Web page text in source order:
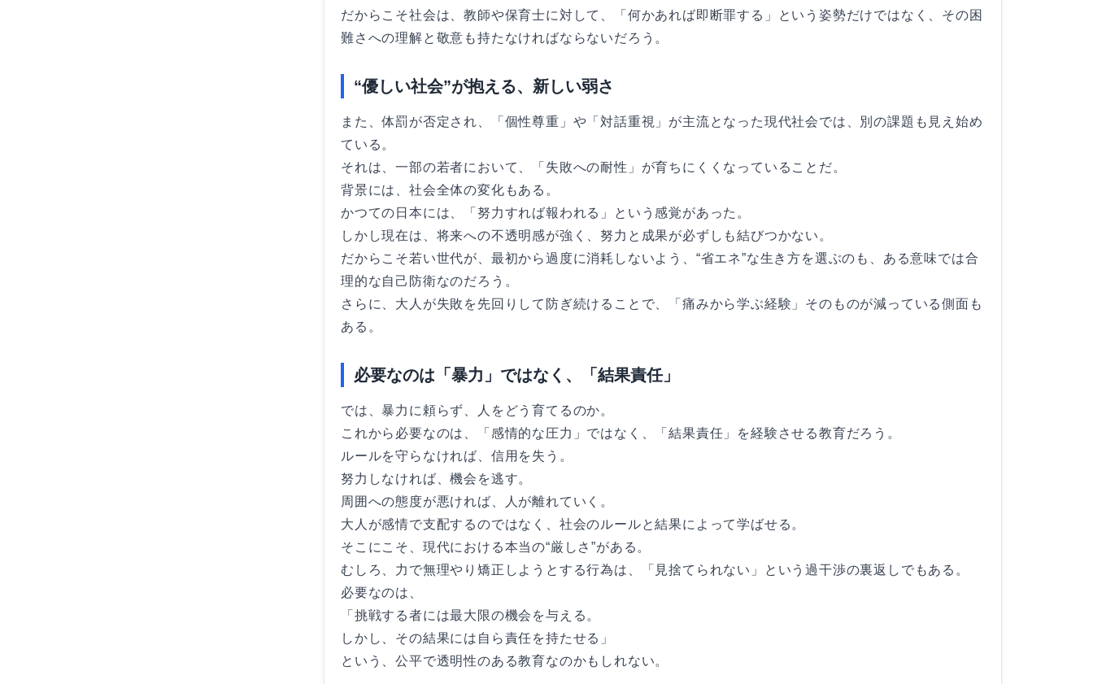
だからこそ社会は、教師や保育士に対して、「何かあれば即断罪する」という姿勢だけではなく、その困
難さへの理解と敬意も持たなければならないだろう。
“優しい社会”が抱える、新しい弱さ
また、体罰が否定され、「個性尊重」や「対話重視」が主流となった現代社会では、別の課題も見え始め
ている。
それは、一部の若者において、「失敗への耐性」が育ちにくくなっていることだ。
背景には、社会全体の変化もある。
かつての日本には、「努力すれば報われる」という感覚があった。
しかし現在は、将来への不透明感が強く、努力と成果が必ずしも結びつかない。
だからこそ若い世代が、最初から過度に消耗しないよう、“省エネ”な生き方を選ぶのも、ある意味では合
理的な自己防衛なのだろう。
さらに、大人が失敗を先回りして防ぎ続けることで、「痛みから学ぶ経験」そのものが減っている側面も
ある。
必要なのは「暴力」ではなく、「結果責任」
では、暴力に頼らず、人をどう育てるのか。
これから必要なのは、「感情的な圧力」ではなく、「結果責任」を経験させる教育だろう。
ルールを守らなければ、信用を失う。
努力しなければ、機会を逃す。
周囲への態度が悪ければ、人が離れていく。
大人が感情で支配するのではなく、社会のルールと結果によって学ばせる。
そこにこそ、現代における本当の“厳しさ”がある。
むしろ、力で無理やり矯正しようとする行為は、「見捨てられない」という過干渉の裏返しでもある。
必要なのは、
「挑戦する者には最大限の機会を与える。
しかし、その結果には自ら責任を持たせる」
という、公平で透明性のある教育なのかもしれない。